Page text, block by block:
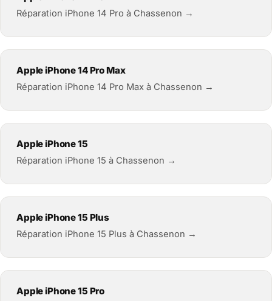
Réparation iPhone 14 Pro à Chassenon →
Apple iPhone 14 Pro Max
Réparation iPhone 14 Pro Max à Chassenon →
Apple iPhone 15
Réparation iPhone 15 à Chassenon →
Apple iPhone 15 Plus
Réparation iPhone 15 Plus à Chassenon →
Apple iPhone 15 Pro